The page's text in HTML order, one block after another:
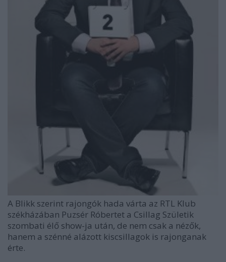
A Blikk szerint rajongók hada várta az RTL Klub
székházában Puzsér Róbertet a Csillag Születik
szombati élő show-ja után, de nem csak a nézők,
hanem a szénné alázott kiscsillagok is rajonganak
érte.